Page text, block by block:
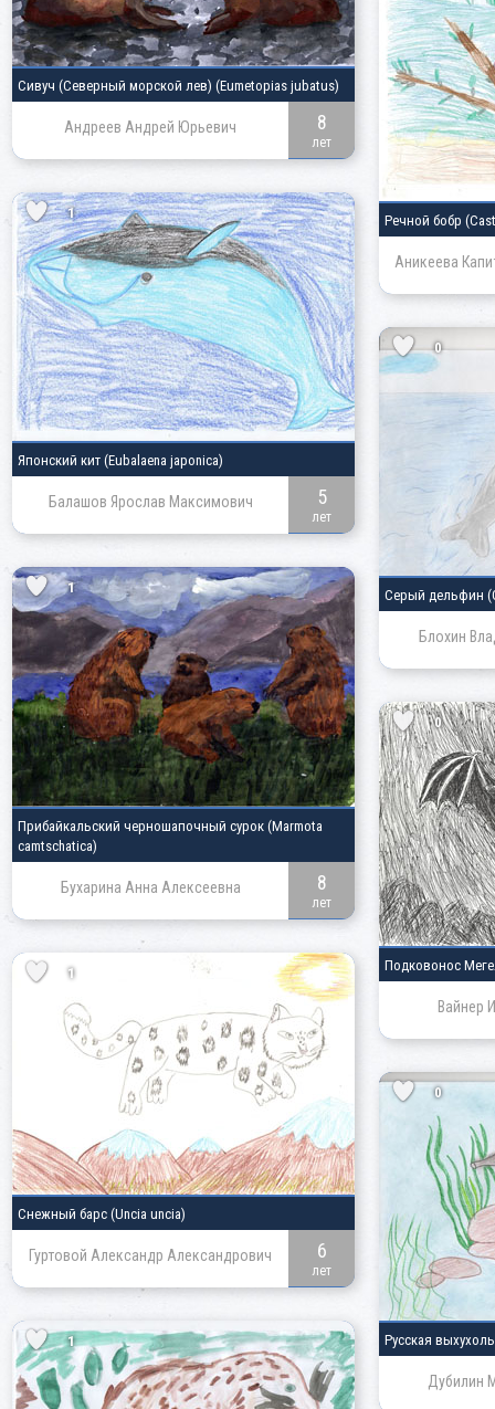
Сивуч (Северный морской лев) (Eumetopias jubatus)
Андреев Андрей Юрьевич 8
лет
Речной бобр
Аникеева
1
Японский кит (Eubalaena japonica)
Балашов Ярослав Максимович 5
лет
0
Серый дельфин
Блохин
1
Прибайкальский черношапочный сурок (Marmota
camtschatica)
Бухарина Анна Алексеевна 8
лет
0
Подковонос
Вайнер
1
Снежный барс (Uncia uncia)
Гуртовой Александр Александрович 6
лет
0
Русская
Дубилин
1